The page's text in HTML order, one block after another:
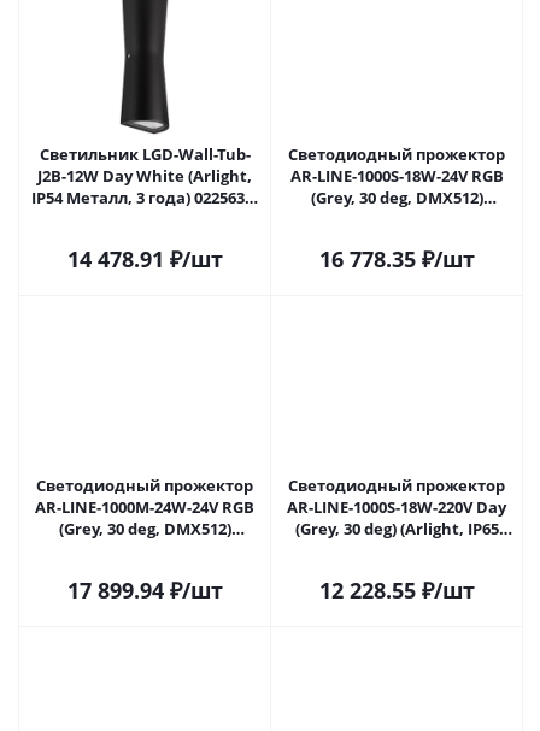
Светильник LGD-Wall-Tub-
J2B-12W Day White (Arlight,
IP54 Металл, 3 года) 022563 в
14 478.91 ₽/шт
Светодиодный прожектор
AR-LINE-1000S-18W-24V RGB
(Grey, 30 deg, DMX512)
16 778.35₽/шт
Светодиодный прожектор
AR-LINE-1000M-24W-24V RGB
(Grey, 30 deg, DMX512)
17 899.94₽/шт
Светодиодный прожектор
AR-LINE-1000S-18W-220V Day
(Grey, 30 deg) (Arlight, IP65
12 228.55₽/шт